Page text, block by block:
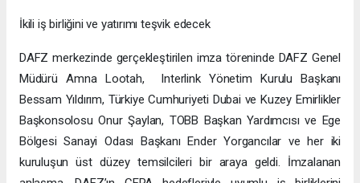
İkili iş birliğini ve yatırımı teşvik edecek
DAFZ merkezinde gerçekleştirilen imza töreninde DAFZ Genel
Müdürü Amna Lootah, Interlink Yönetim Kurulu Başkanı
Bessam Yıldırım, Türkiye Cumhuriyeti Dubai ve Kuzey Emirlikler
Başkonsolosu Onur Şaylan, TOBB Başkan Yardımcısı ve Ege
Bölgesi Sanayi Odası Başkanı Ender Yorgancılar ve her iki
kuruluşun üst düzey temsilcileri bir araya geldi. İmzalanan